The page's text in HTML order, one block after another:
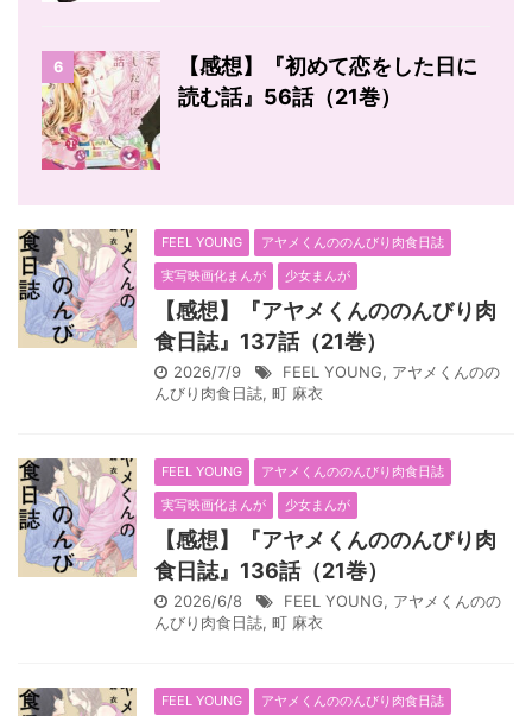
6
【感想】『初めて恋をした日に
読む話』56話（21巻）
FEEL YOUNG
アヤメくんののんびり肉食日誌
実写映画化まんが
少女まんが
【感想】『アヤメくんののんびり肉
食日誌』137話（21巻）
2026/7/9 FEEL YOUNG, アヤメくんのの
んびり肉食日誌, 町 麻衣
FEEL YOUNG
アヤメくんののんびり肉食日誌
実写映画化まんが
少女まんが
【感想】『アヤメくんののんびり肉
食日誌』136話（21巻）
2026/6/8 FEEL YOUNG, アヤメくんのの
んびり肉食日誌, 町 麻衣
FEEL YOUNG
アヤメくんののんびり肉食日誌